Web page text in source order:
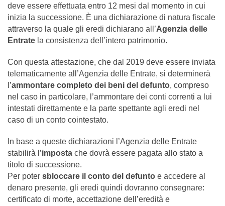
deve essere effettuata entro 12 mesi dal momento in cui
inizia la successione. È una dichiarazione di natura fiscale
attraverso la quale gli eredi dichiarano all’Agenzia delle
Entrate la consistenza dell’intero patrimonio.
Con questa attestazione, che dal 2019 deve essere inviata
telematicamente all’Agenzia delle Entrate, si determinerà
l’ammontare completo dei beni del defunto, compreso
nel caso in particolare, l’ammontare dei conti correnti a lui
intestati direttamente e la parte spettante agli eredi nel
caso di un conto cointestato.
In base a queste dichiarazioni l’Agenzia delle Entrate
stabilirà l’imposta che dovrà essere pagata allo stato a
titolo di successione.
Per poter sbloccare il conto del defunto e accedere al
denaro presente, gli eredi quindi dovranno consegnare:
certificato di morte, accettazione dell’eredità e